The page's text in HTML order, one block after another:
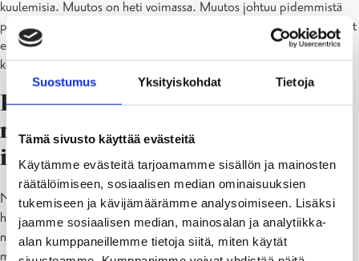
Suostumus Yksityiskohdat Tietoja
Tämä sivusto käyttää evästeitä
Käytämme evästeitä tarjoamamme sisällön ja mainosten
räätälöimiseen, sosiaalisen median ominaisuuksien
tukemiseen ja kävijämäärämme analysoimiseen. Lisäksi
jaamme sosiaalisen median, mainosalan ja analytiikka-
alan kumppaneillemme tietoja siitä, miten käytät
kuulemisia. Muutos on heti voimassa. Muutos johtuu pidemmistä
postitoimitusajoista. Muutoksella haluamme varmistaa, että naapurit
ehtivät vastaamaan ennen vastausajan umpeutumista. Vastausaika on
kolme viikkoa myös ulkomaan toimituksille.
Poikkeuslupien
naapurinkuulemiset ovat nyt
ilmaisia
Naapurin kuulemisen voit hoitaa joko itse tai antaa meidän
hoidettavaksi. Poikkeuslupien yhteydessä naapurin kuuleminen on
nyt ilmaista ja hoidamme mielellään asian puolestasi. Toivomme
muutoksen vähentävän väärintäytettyjä hakemuksia ja siten